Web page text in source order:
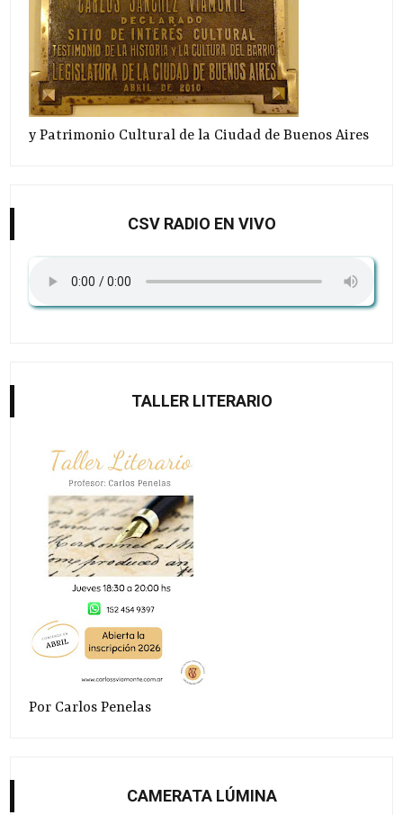
y Patrimonio Cultural de la Ciudad de Buenos Aires
CSV RADIO EN VIVO
TALLER LITERARIO
Por Carlos Penelas
CAMERATA LÚMINA